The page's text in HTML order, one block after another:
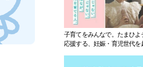
子育てをみんなで。たまひ
応援する、妊娠・育児世代